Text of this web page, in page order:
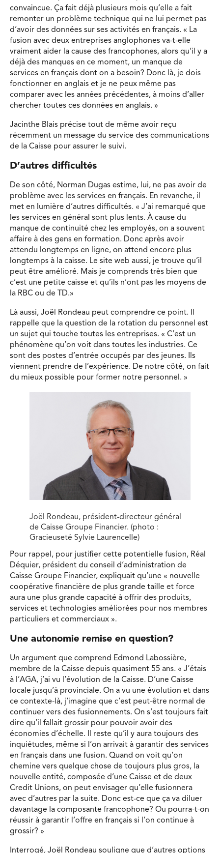
convaincue. Ça fait déjà plusieurs mois qu’elle a fait
remonter un problème technique qui ne lui permet pas
d’avoir des données sur ses activités en français. « La
fusion avec deux entreprises anglophones va-t-elle
vraiment aider la cause des francophones, alors qu’il y a
déjà des manques en ce moment, un manque de
services en français dont on a besoin? Donc là, je dois
fonctionner en anglais et je ne peux même pas
comparer avec les années précédentes, à moins d’aller
chercher toutes ces données en anglais. »
Jacinthe Blais précise tout de même avoir reçu
récemment un message du service des communications
de la Caisse pour assurer le suivi.
D’autres difficultés
De son côté, Norman Dugas estime, lui, ne pas avoir de
problème avec les services en français. En revanche, il
met en lumière d’autres difficultés. « J’ai remarqué que
les services en général sont plus lents. À cause du
manque de continuité chez les employés, on a souvent
affaire à des gens en formation. Donc après avoir
attendu longtemps en ligne, on attend encore plus
longtemps à la caisse. Le site web aussi, je trouve qu’il
peut être amélioré. Mais je comprends très bien que
c’est une petite caisse et qu’ils n’ont pas les moyens de
la RBC ou de TD.»
Là aussi, Joël Rondeau peut comprendre ce point. Il
rappelle que la question de la rotation du personnel est
un sujet qui touche toutes les entreprises. « C’est un
phénomène qu’on voit dans toutes les industries. Ce
sont des postes d’entrée occupés par des jeunes. Ils
viennent prendre de l’expérience. De notre côté, on fait
du mieux possible pour former notre personnel. »
Joël Rondeau, président-directeur général
de Caisse Groupe Financier. (photo :
Gracieuseté Sylvie Laurencelle)
Pour rappel, pour justifier cette potentielle fusion, Réal
Déquier, président du conseil d’administration de
Caisse Groupe Financier, expliquait qu’une « nouvelle
coopérative financière de plus grande taille et force
aura une plus grande capacité à offrir des produits,
services et technologies améliorées pour nos membres
particuliers et commerciaux ».
Une autonomie remise en question?
Un argument que comprend Edmond Labossière,
membre de la Caisse depuis quasiment 55 ans. « J’étais
à l’AGA, j’ai vu l’évolution de la Caisse. D’une Caisse
locale jusqu’à provinciale. On a vu une évolution et dans
ce contexte-là, j’imagine que c’est peut-être normal de
continuer vers des fusionnements. On s’est toujours fait
dire qu’il fallait grossir pour pouvoir avoir des
économies d’échelle. Il reste qu’il y aura toujours des
inquiétudes, même si l’on arrivait à garantir des services
en français dans une fusion. Quand on voit qu’on
chemine vers quelque chose de toujours plus gros, la
nouvelle entité, composée d’une Caisse et de deux
Credit Unions, on peut envisager qu’elle fusionnera
avec d’autres par la suite. Donc est-ce que ça va diluer
davantage la composante francophone? Ou pourra-t-on
réussir à garantir l’offre en français si l’on continue à
grossir? »
Interrogé, Joël Rondeau souligne que d’autres options